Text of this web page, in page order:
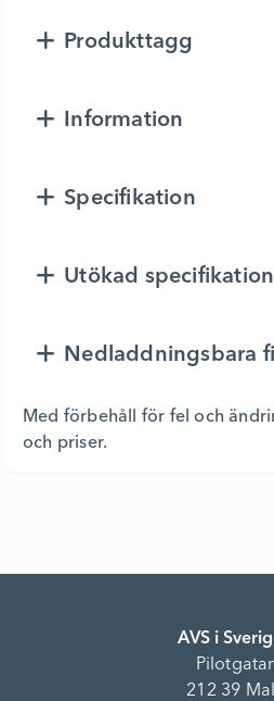
Produkttagg
Information
Specifikation
Utökad specifikation
Nedladdningsbara
Med förbehåll för fel och
och priser.
AVS i
212 39